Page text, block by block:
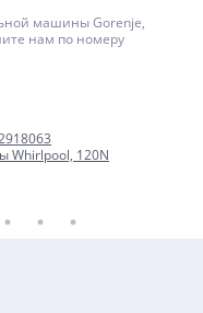
машины Gorenje,
нам по номеру
Whirlpool, 120N